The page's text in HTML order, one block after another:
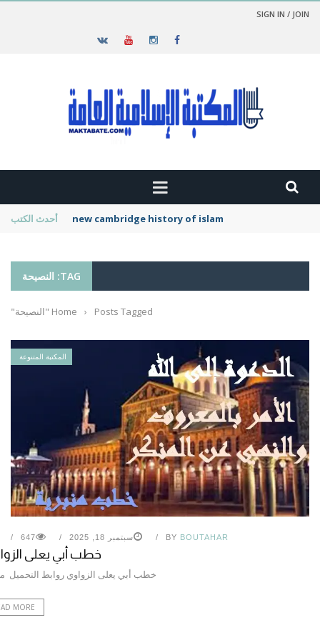
SIGN IN / JOIN
أحدث الكتب new cambridge history of islam
TAG: النصيحة
Home › Posts Tagged "النصيحة"
المكتبة المتنوعة
BY BOUTAHAR سبتمبر 18, 2025 647
خطب أبي يعلى
خطب أبي يعلى الزواوي روابط التحميل
MORE